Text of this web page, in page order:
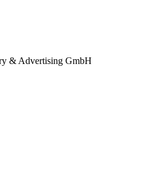
& Advertising GmbH